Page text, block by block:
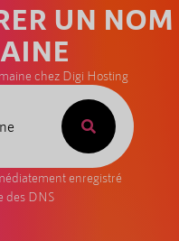
UN NOM
chez Digi Hosting
enregistré
des DNS